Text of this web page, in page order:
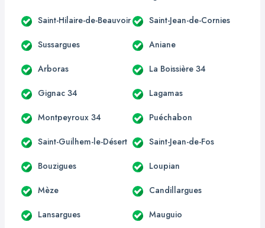
Saint-Hilaire-de-Beauvoir Saint-Jean-de-Cornies
Sussargues Aniane
Arboras La Boissière 34
Gignac 34 Lagamas
Montpeyroux 34 Puéchabon
Saint-Guilhem-le-Désert Saint-Jean-de-Fos
Bouzigues Loupian
Mèze Candillargues
Lansargues Mauguio